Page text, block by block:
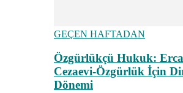
GEÇEN HAFTADAN
Özgürlükçü Hukuk:
Cezaevi-Özgürlük İçin
Dönemi